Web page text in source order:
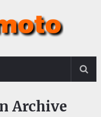
Archive